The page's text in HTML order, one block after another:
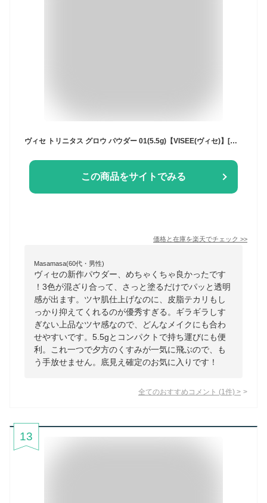
ヴィセ トリニタス グロウ パウダー 01(5.5g)【VISEE(ヴィセ)】[フェイスパウダー 透明感 ツヤ肌 皮脂テカリ防止]
この商品をサイトでみる
価格と在庫を楽天でチェック >>
Masamasa(60代・男性)
ヴィセの新作パウダー、めちゃくちゃ良かったです
！3色が混ざり合って、さっと塗るだけでパッと透明
感が出ます。ツヤ肌仕上げなのに、皮脂テカリもし
っかり抑えてくれるのが優秀すぎる。ギラギラしす
ぎない上品なツヤ感なので、どんなメイクにも合わ
せやすいです。5.5gとコンパクトで持ち運びにも便
利。これ一つで夕方のくすみが一気に飛ぶので、も
う手放せません。底見え確定のお気に入りです！
全てのおすすめコメント (1 件) >
13